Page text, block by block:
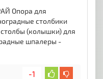
Опора для
столбики
(колышки) для
шпалеры -
-1